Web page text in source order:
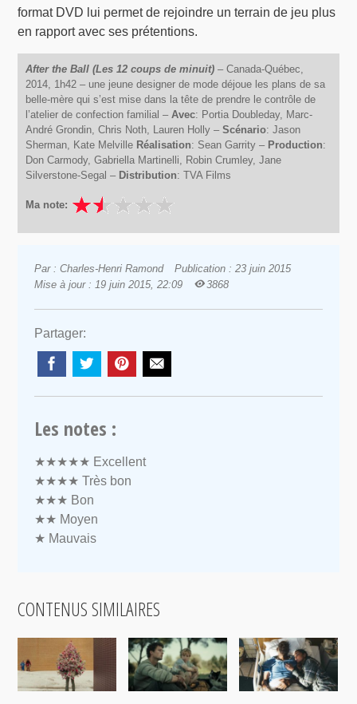
format DVD lui permet de rejoindre un terrain de jeu plus
en rapport avec ses prétentions.
After the Ball (Les 12 coups de minuit) – Canada-Québec,
2014, 1h42 – une jeune designer de mode déjoue les plans de sa
belle-mère qui s’est mise dans la tête de prendre le contrôle de
l’atelier de confection familial – Avec: Portia Doubleday, Marc-
André Grondin, Chris Noth, Lauren Holly –Scénario: Jason
Sherman, Kate Melville Réalisation: Sean Garrity – Production:
Don Carmody, Gabriella Martinelli, Robin Crumley, Jane
Silverstone-Segal – Distribution: TVA Films
Ma note:
Par : Charles-Henri Ramond
Publication : 23 juin 2015
Mise à jour : 19 juin 2015, 22:09
3868
Partager:
Les notes :
★★★★★ Excellent
★★★★ Très bon
★★★ Bon
★★ Moyen
★ Mauvais
CONTENUS SIMILAIRES